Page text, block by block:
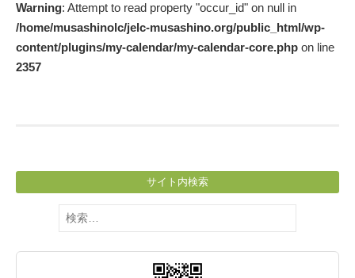
Warning: Attempt to read property "occur_id" on null in
/home/musashinolc/jelc-musashino.org/public_html/wp-
content/plugins/my-calendar/my-calendar-core.php on line
2357
サイト内検索
検
索: